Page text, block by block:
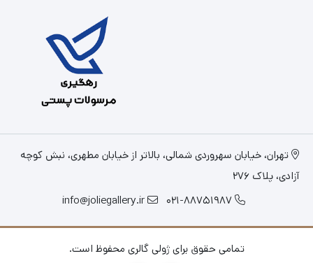
تهران، خیابان سهروردی شمالی، بالاتر از خیابان مطهری، نبش کوچه
آزادی، پلاک 276
021-88751987
info@joliegallery.ir
تمامی حقوق برای ژولی گالری محفوظ است.